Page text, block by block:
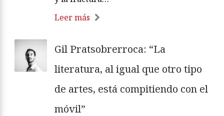
Leer más
Gil Pratsobrerroca: “La
literatura, al igual que otro tipo
de artes, está compitiendo con el
móvil”